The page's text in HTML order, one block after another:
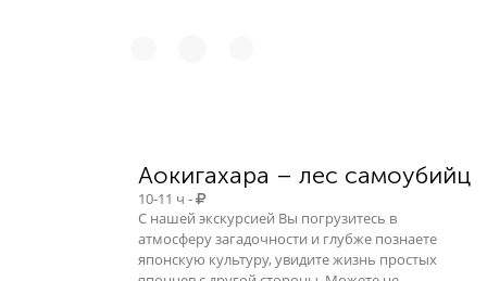
Аокигахара – лес самоубийц
10-11 ч -
С нашей экскурсией Вы погрузитесь в
атмосферу загадочности и глубже познаете
японскую культуру, увидите жизнь простых